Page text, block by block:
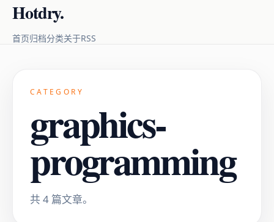
Hotdry.
首页归档分类关于RSS
CATEGORY
graphics-
programming
共 4 篇文章。